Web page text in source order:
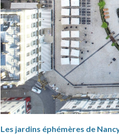
Les jardins éphémères de